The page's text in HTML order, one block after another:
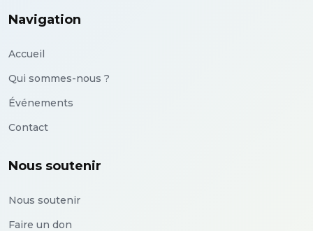
Navigation
Accueil
Qui sommes-nous ?
Événements
Contact
Nous soutenir
Nous soutenir
Faire un don